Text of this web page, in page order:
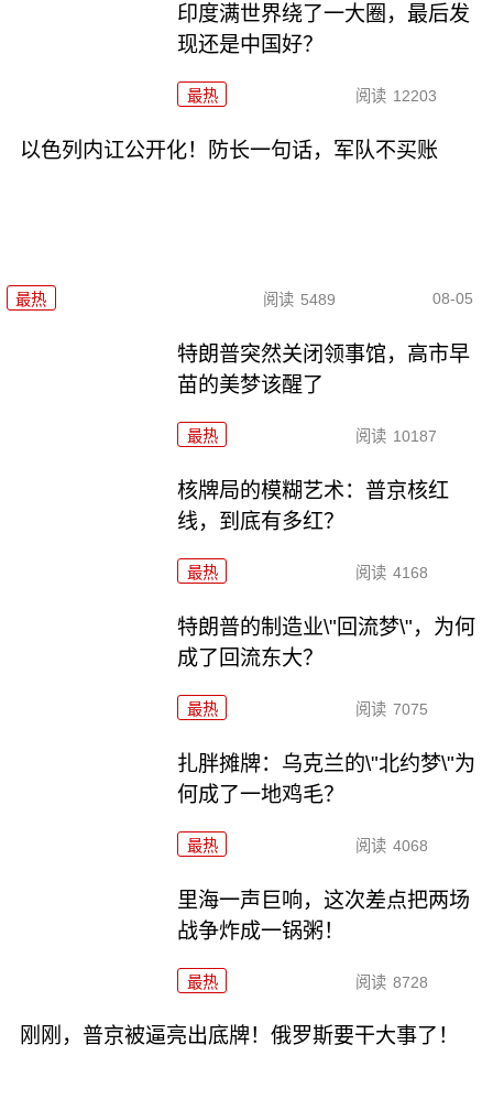
印度满世界绕了一大圈，最后发
现还是中国好？
最热 阅读 12203
以色列内讧公开化！防长一句话，军队不买账
最热 阅读 5489 08-05
特朗普突然关闭领事馆，高市早
苗的美梦该醒了
最热 阅读 10187
核牌局的模糊艺术：普京核红
线，到底有多红？
最热 阅读 4168
特朗普的制造业\"回流梦\"，为何
成了回流东大？
最热 阅读 7075
扎胖摊牌：乌克兰的\"北约梦\"为
何成了一地鸡毛？
最热 阅读 4068
里海一声巨响，这次差点把两场
战争炸成一锅粥！
最热 阅读 8728
刚刚，普京被逼亮出底牌！俄罗斯要干大事了！